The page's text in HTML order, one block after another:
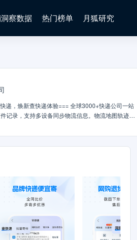
察数据 热门榜单 月狐研究
递，焕新查快递体验=== 全球3000+快递公司一站
记录，支持多设备同步物流信息。物流地图轨迹让
放优惠券，低至6元起/单！汇聚顺丰/圆通/中通/申
、圆通国际、顺丰国际、邮政国际、极兔国际等。
===安卓端专属===短信取件码聚合：识别菜鸟驿
球快递物流一站式数智服务平台、中国快递物流
各类组织提供全球快递物流查询、寄件、揽件、管
快递物流行业领先的「信息汇聚平台」「服务聚
望你喜欢我们的产品，我们一直在努力，希望每次